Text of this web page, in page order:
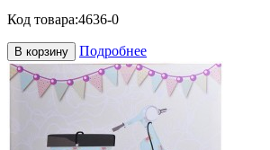
Код товара:4636-0
В корзину Подробнее